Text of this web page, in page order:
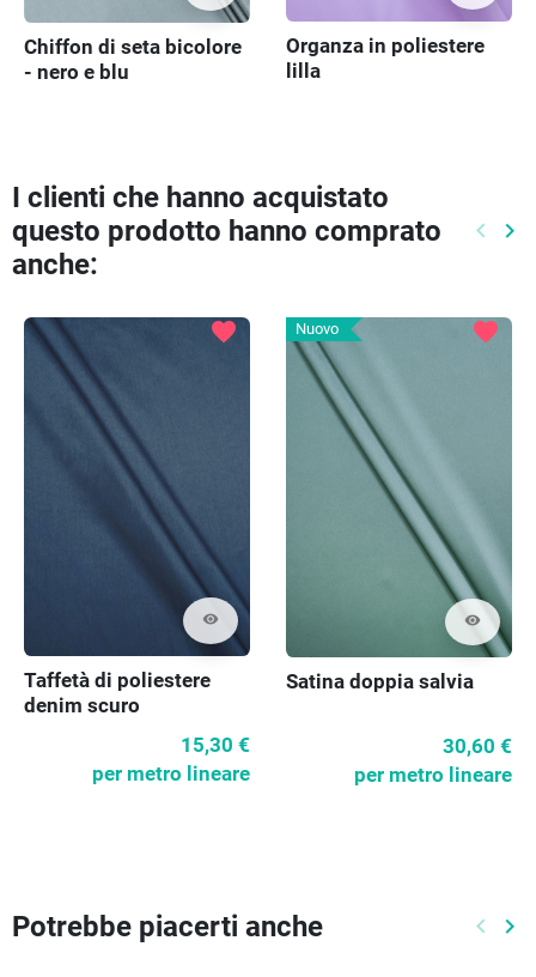
Chiffon di seta bicolore
- nero e blu
Organza in poliestere
lilla
I clienti che hanno acquistato
questo prodotto hanno comprato
anche:
keyboard_arrow_left keyboard_arrow_right
visibility
favorite
Taffetà di poliestere
denim scuro
15,30 €
per metro lineare
Nuovo
visibility
favorite
Satina doppia salvia
30,60 €
per metro lineare
Potrebbe piacerti anche keyboard_arrow_left keyboard_arrow_right